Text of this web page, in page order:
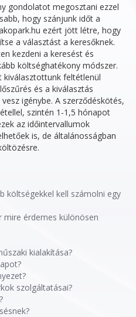
gondolatot megosztani ezzel
hogy szánjunk időt a
ezért jött létre, hogy
a választást a keresőknek.
kezdeni a keresést és
költséghatékony módszer.
kiválasztottunk feltétlenül
és a kiválasztás
igénybe. A szerződéskötés,
szintén 1-1,5 hónapot
az időintervallumok
is, de általánosságban
költségekkel kell számolni egy
mire érdemes különösen
kialakítása?
szolgáltatásai?